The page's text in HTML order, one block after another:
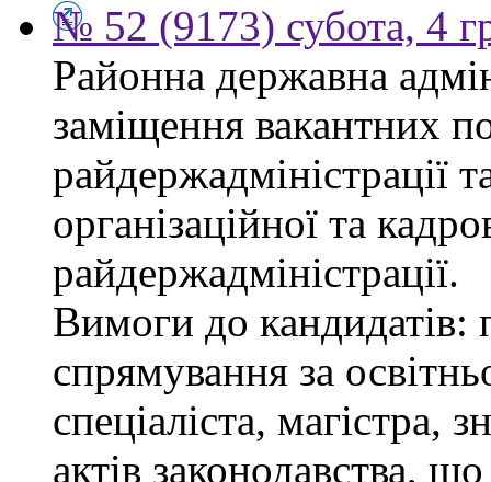
№ 52 (9173) субота, 4
Районна державна
заміщення вакантних
райдержадміністрації
організаційної та
райдержадміністрації.
Вимоги до кандидатів:
спрямування за
спеціаліста, магістра,
актів законодавства,